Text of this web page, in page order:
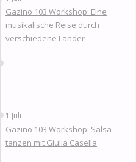
Gazino 103 Workshop: Eine
musikalische Reise durch
verschiedene Länder
1 Juli
Gazino 103 Workshop: Salsa
tanzen mit Giulia Casella